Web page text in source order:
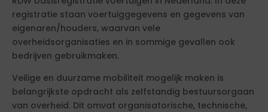
registratie staan voertuiggegevens en gegevens van
eigenaren/houders, waarvan vele
overheidsorganisaties en in sommige gevallen ook
bedrijven gebruikmaken.
Veilige en duurzame mobiliteit mogelijk maken is
belangrijkste opdracht als zelfstandig bestuursorgaan
van overheid. Dit omvat organisatorische, technische,